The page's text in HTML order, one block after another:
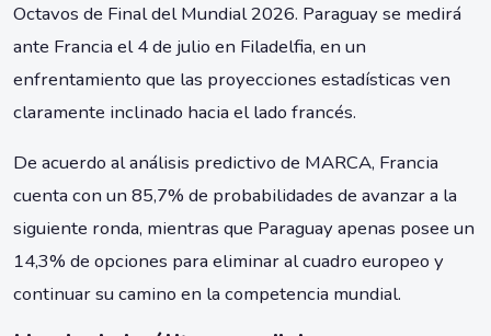
Octavos de Final del Mundial 2026. Paraguay se medirá
ante Francia el 4 de julio en Filadelfia, en un
enfrentamiento que las proyecciones estadísticas ven
claramente inclinado hacia el lado francés.
De acuerdo al análisis predictivo de MARCA, Francia
cuenta con un 85,7% de probabilidades de avanzar a la
siguiente ronda, mientras que Paraguay apenas posee un
14,3% de opciones para eliminar al cuadro europeo y
continuar su camino en la competencia mundial.